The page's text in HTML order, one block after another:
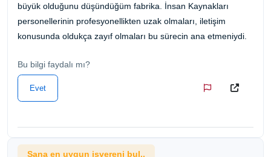
büyük olduğunu düşündüğüm fabrika. İnsan Kaynakları
personellerinin profesyonellikten uzak olmaları, iletişim
konusunda oldukça zayıf olmaları bu sürecin ana etmeniydi.
Bu bilgi faydalı mı?
Evet
Sana en uygun işvereni bul..